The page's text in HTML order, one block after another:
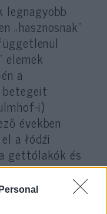
legnagyobb
„hasznosnak”
elemek
a
i)
években
a łódźi
gettólakók és
hogy mi lesz
csomagjai